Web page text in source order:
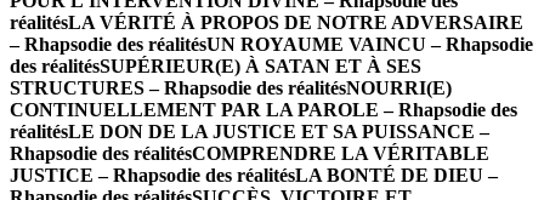
réalitésLA VÉRITÉ À PROPOS DE NOTRE ADVERSAIRE
– Rhapsodie des réalitésUN ROYAUME VAINCU – Rhapsodie
des réalitésSUPÉRIEUR(E) À SATAN ET À SES
STRUCTURES – Rhapsodie des réalitésNOURRI(E)
CONTINUELLEMENT PAR LA PAROLE – Rhapsodie des
réalitésLE DON DE LA JUSTICE ET SA PUISSANCE –
Rhapsodie des réalitésCOMPRENDRE LA VÉRITABLE
JUSTICE – Rhapsodie des réalitésLA BONTÉ DE DIEU –